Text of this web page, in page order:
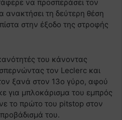
να προσπεράσει τον
τη δεύτερη θέση
στην έξοδο της στροφής
του κάνοντας
τον Leclerc και
ξανά στον 13ο γύρο, αφού
για μπλοκάρισμα του εμπρός
το πρώτο του pitstop στον
του.